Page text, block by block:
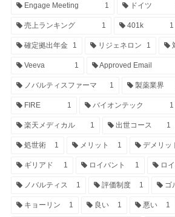
Engage Meeting 1 ドイツ
売上ランキング 1 401k 1
確定拠出年金 1 リジェネロン 1
Veeva 1 Approved Email
ノバルティスファーマ 1 製薬業界
FIRE 1 バイオンテック 1
楽天メディカル 1 出世コース 1
処世術 1 メリット 1 デメリッ
ギリアド 1 ロイバント 1 ロ
ノバルティス 1 評価制度 1 ゴ
キョーリン 1 良い 1 悪い 1